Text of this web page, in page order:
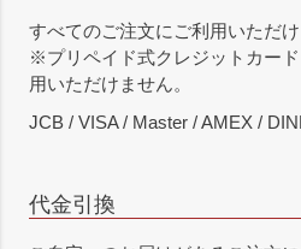
すべてのご注文にご利用いただけ
※プリペイド式クレジットカー
用いただけません。
JCB / VISA / Master / AMEX /
代金引換